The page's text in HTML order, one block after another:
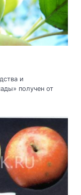
и
получен от